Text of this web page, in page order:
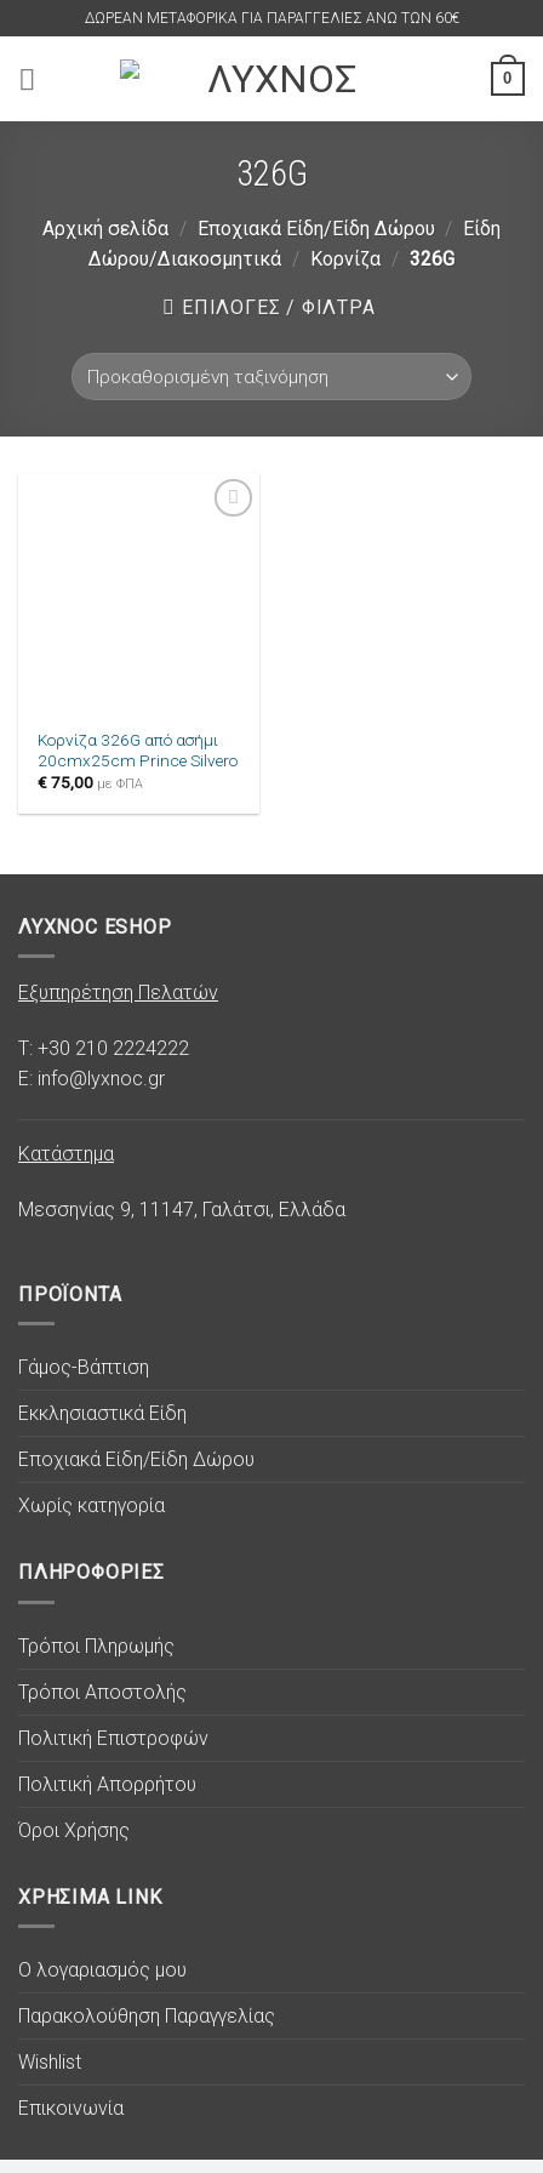
content
ΔΩΡΕΑΝ ΜΕΤΑΦΟΡΙΚΑ ΓΙΑ ΠΑΡΑΓΓΕΛΙΕΣ ΑΝΩ ΤΩΝ 60€
0
326G
Αρχική σελίδα / Εποχιακά Είδη/Είδη Δώρου /
Είδη
Δώρου/Διακοσμητικά / Κορνίζα / 326G
ΕΠΙΛΟΓΕΣ / ΦΙΛΤΡΑ
Κορνίζα 326G από ασήμι
20cmx25cm Prince Silvero
€75,00 με ΦΠΑ
ΛΥΧΝΟC ESHOP
Εξυπηρέτηση Πελατών
T: +30 210 2224222
E: info@lyxnoc.gr
Κατάστημα
Μεσσηνίας 9, 11147, Γαλάτσι, Ελλάδα
ΠΡΟΪΟΝΤΑ
Γάμος-Βάπτιση
Εκκλησιαστικά Είδη
Εποχιακά Είδη/Είδη Δώρου
Χωρίς κατηγορία
ΠΛΗΡΟΦΟΡΙΕΣ
Τρόποι Πληρωμής
Τρόποι Αποστολής
Πολιτική Επιστροφών
Πολιτική Απορρήτου
Όροι Χρήσης
ΧΡΗΣΙΜΑ LINK
Ο λογαριασμός μου
Παρακολούθηση Παραγγελίας
Wishlist
Επικοινωνία